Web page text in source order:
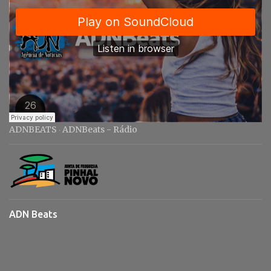
ADNBEATS · ADNBeats - Rádio
ADN Beats